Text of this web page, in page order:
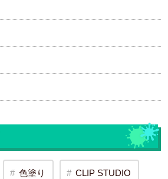
色塗り CLIP STUDIO